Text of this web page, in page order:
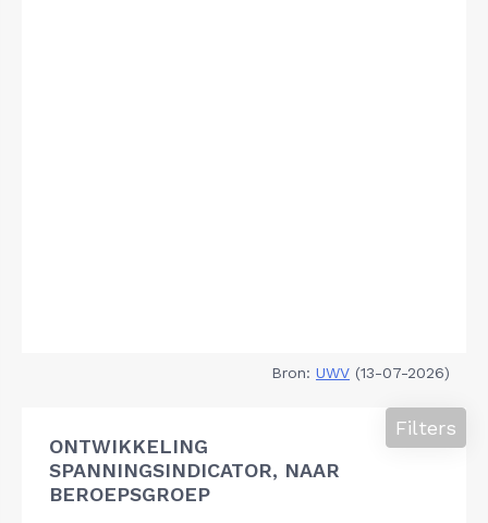
Bron: UWV (13-07-2026)
ONTWIKKELING
SPANNINGSINDICATOR, NAAR
BEROEPSGROEP
Filters